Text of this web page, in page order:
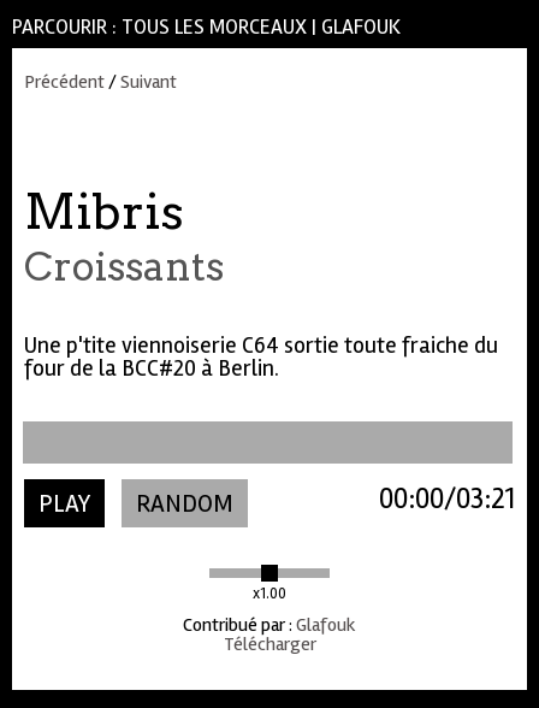
PARCOURIR : TOUS LES MORCEAUX | GLAFOUK
Précédent/Suivant
Mibris
Croissants
Une p'tite viennoiserie C64 sortie toute fraiche du
four de la BCC#20 à Berlin.
PLAY RANDOM
x1.00
03:21
00:00
Contribué par: Glafouk
Télécharger